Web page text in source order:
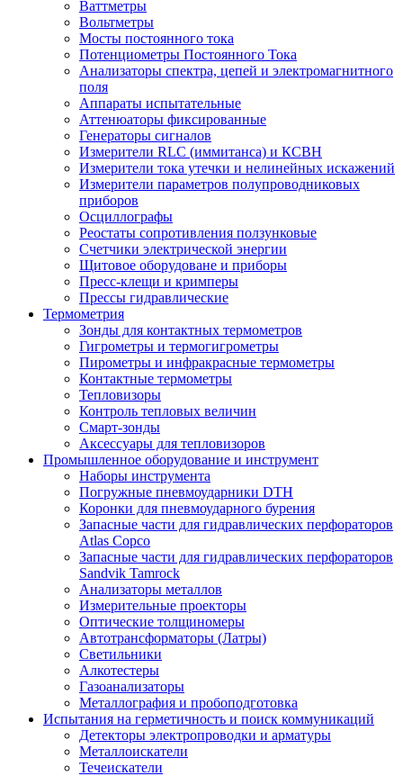
Ваттметры
Вольтметры
Мосты постоянного тока
Потенциометры Постоянного Тока
Анализаторы спектра, цепей и электромагнитного
поля
Аппараты испытательные
Аттенюаторы фиксированные
Генераторы сигналов
Измерители RLC (иммитанса) и КСВН
Измерители тока утечки и нелинейных искажений
Измерители параметров полупроводниковых
приборов
Осциллографы
Реостаты сопротивления ползунковые
Счетчики электрической энергии
Щитовое оборудоване и приборы
Пресс-клещи и кримперы
Прессы гидравлические
Термометрия
Зонды для контактных термометров
Гигрометры и термогигрометры
Пирометры и инфракрасные термометры
Контактные термометры
Тепловизоры
Контроль тепловых величин
Смарт-зонды
Аксессуары для тепловизоров
Промышленное оборудование и инструмент
Наборы инструмента
Погружные пневмоударники DTH
Коронки для пневмоударного бурения
Запасные части для гидравлических перфораторов
Atlas Copco
Запасные части для гидравлических перфораторов
Sandvik Tamrock
Анализаторы металлов
Измерительные проекторы
Оптические толщиномеры
Автотрансформаторы (Латры)
Светильники
Алкотестеры
Газоанализаторы
Металлография и пробоподготовка
Испытания на герметичность и поиск коммуникаций
Детекторы электропроводки и арматуры
Металлоискатели
Течеискатели